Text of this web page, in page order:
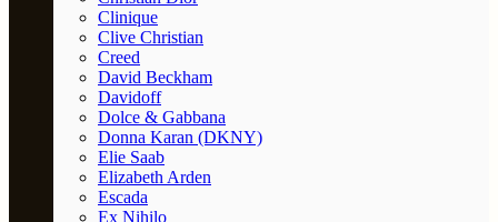
Clinique
Clive Christian
Creed
David Beckham
Davidoff
Dolce & Gabbana
Donna Karan (DKNY)
Elie Saab
Elizabeth Arden
Escada
Ex Nihilo